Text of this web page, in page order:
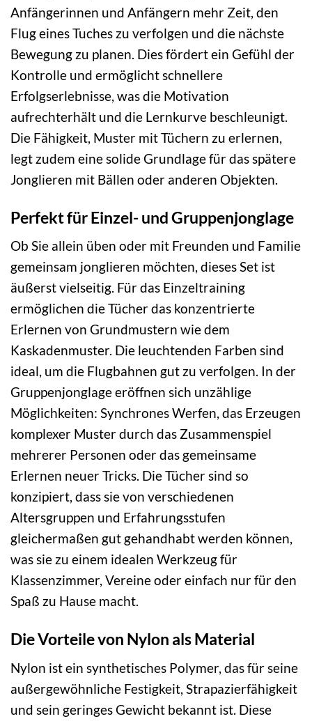
Anfängerinnen und Anfängern mehr Zeit, den
Flug eines Tuches zu verfolgen und die nächste
Bewegung zu planen. Dies fördert ein Gefühl der
Kontrolle und ermöglicht schnellere
Erfolgserlebnisse, was die Motivation
aufrechterhält und die Lernkurve beschleunigt.
Die Fähigkeit, Muster mit Tüchern zu erlernen,
legt zudem eine solide Grundlage für das spätere
Jonglieren mit Bällen oder anderen Objekten.
Perfekt für Einzel- und Gruppenjonglage
Ob Sie allein üben oder mit Freunden und Familie
gemeinsam jonglieren möchten, dieses Set ist
äußerst vielseitig. Für das Einzeltraining
ermöglichen die Tücher das konzentrierte
Erlernen von Grundmustern wie dem
Kaskadenmuster. Die leuchtenden Farben sind
ideal, um die Flugbahnen gut zu verfolgen. In der
Gruppenjonglage eröffnen sich unzählige
Möglichkeiten: Synchrones Werfen, das Erzeugen
komplexer Muster durch das Zusammenspiel
mehrerer Personen oder das gemeinsame
Erlernen neuer Tricks. Die Tücher sind so
konzipiert, dass sie von verschiedenen
Altersgruppen und Erfahrungsstufen
gleichermaßen gut gehandhabt werden können,
was sie zu einem idealen Werkzeug für
Klassenzimmer, Vereine oder einfach nur für den
Spaß zu Hause macht.
Die Vorteile von Nylon als Material
Nylon ist ein synthetisches Polymer, das für seine
außergewöhnliche Festigkeit, Strapazierfähigkeit
und sein geringes Gewicht bekannt ist. Diese